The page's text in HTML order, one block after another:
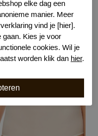
elke dag een
manier. Meer
vind je [hier].
Kies je voor
cookies. Wil je
worden klik dan hier.